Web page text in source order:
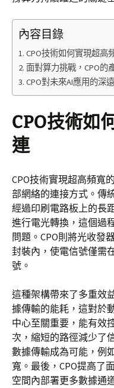
內容目錄
CPO技術如何實現超高
面對算力挑戰，CPO的
CPO對未來AI應用的深
CPO技術如
連
CPO技術實現超高頻寬
部網絡的連接方式。傳
經過印刷電路板上的長
進行電光轉換，這個過
問題。CPO則將光收發
封裝內，使電信號僅需
號。
這種架構帶來了多重效
據傳輸的能耗，這對於
中心至關重要，能有效
次，縮短的路徑減少了
數據傳輸成為可能，例
寬。最後，CPO提高了
空間內部署更多數據通